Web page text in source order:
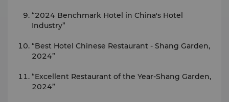
“2024 Benchmark Hotel in China's Hotel
Industry”
“Best Hotel Chinese Restaurant - Shang Garden,
2024”
“Excellent Restaurant of the Year-Shang Garden,
2024”